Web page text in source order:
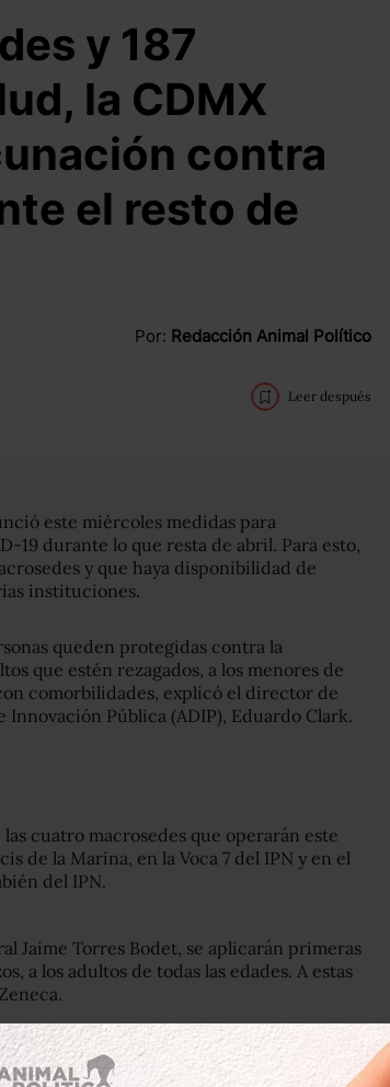
y 187
la CDMX
contra
el resto de
Por: Redacción Animal Político
Leer después
este miércoles medidas para
19 durante lo que resta de abril. Para esto,
y que haya disponibilidad de
instituciones.
queden protegidas contra la
que estén rezagados, a los menores de
con comorbilidades, explicó el director de
Pública (ADIP), Eduardo Clark.
cuatro macrosedes que operarán este
de la Marina, en la Voca 7 del IPN y en el
del IPN.
Jaime Torres Bodet, se aplicarán primeras
a los adultos de todas las edades. A estas